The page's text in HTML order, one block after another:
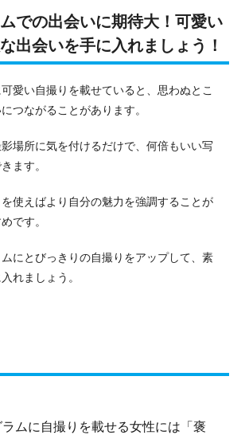
での出会いに期待大！可愛い
出会いを手に入れましょう！
愛い自撮りを載せていると、思わぬとこ
つながることがあります。
場所に気を付けるだけで、何倍もいい写
ます。
使えばより自分の魅力を強調することが
です。
にとびっきりの自撮りをアップして、素
れましょう。
ムに自撮りを載せる女性には「褒